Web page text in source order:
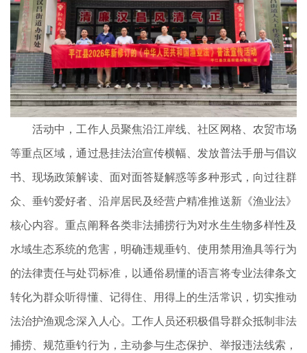
活动中，工作人员聚焦沿江岸线、社区网格、农贸市场
等重点区域，通过悬挂法治宣传横幅、发放普法手册与倡议
书、现场政策解读、面对面答疑解惑等多种形式，向过往群
众、垂钓爱好者、沿岸居民及经营户精准推送新《渔业法》
核心内容。重点阐释各类非法捕捞行为对水生生物多样性及
水域生态系统的危害，明确违规垂钓、使用禁用渔具等行为
的法律责任与处罚标准，以通俗易懂的语言将专业法律条文
转化为群众听得懂、记得住、用得上的生活常识，切实推动
法治护渔观念深入人心。工作人员还积极倡导群众抵制非法
捕捞、规范垂钓行为，主动参与生态保护、举报违法线索，